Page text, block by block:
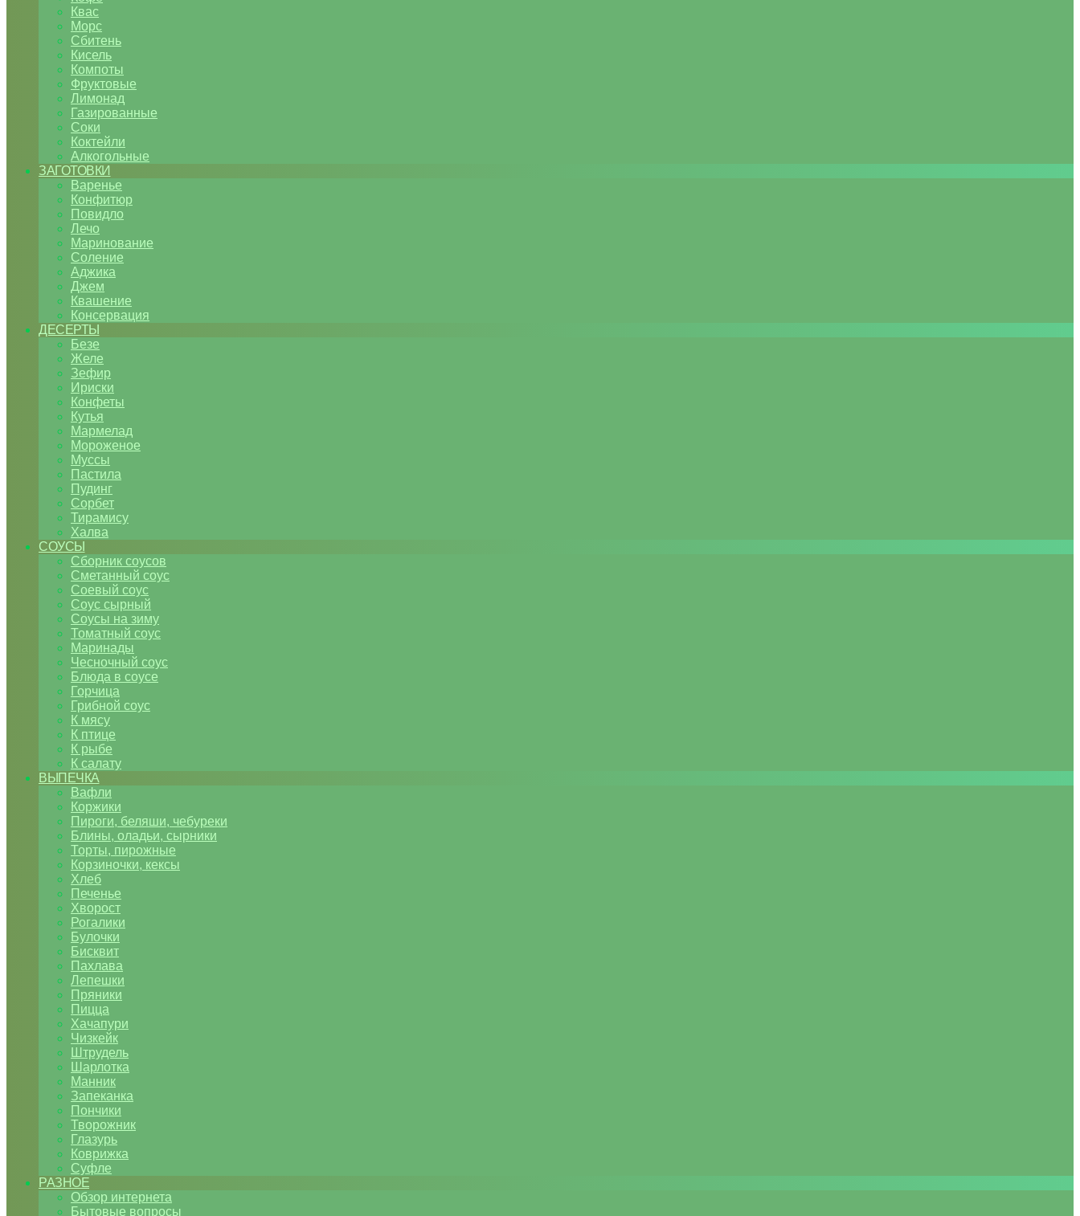
Квас
Морс
Сбитень
Кисель
Компоты
Фруктовые
Лимонад
Газированные
Соки
Коктейли
Алкогольные
ЗАГОТОВКИ
Варенье
Конфитюр
Повидло
Лечо
Маринование
Соление
Аджика
Джем
Квашение
Консервация
ДЕСЕРТЫ
Безе
Желе
Зефир
Ириски
Конфеты
Кутья
Мармелад
Мороженое
Муссы
Пастила
Пудинг
Сорбет
Тирамису
Халва
СОУСЫ
Сборник соусов
Сметанный соус
Соевый соус
Соус сырный
Соусы на зиму
Томатный соус
Маринады
Чесночный соус
Блюда в соусе
Горчица
Грибной соус
К мясу
К птице
К рыбе
К салату
ВЫПЕЧКА
Вафли
Коржики
Пироги, беляши, чебуреки
Блины, оладьи, сырники
Торты, пирожные
Корзиночки, кексы
Хлеб
Печенье
Хворост
Рогалики
Булочки
Бисквит
Пахлава
Лепешки
Пряники
Пицца
Хачапури
Чизкейк
Штрудель
Шарлотка
Манник
Запеканка
Пончики
Творожник
Глазурь
Коврижка
Суфле
РАЗНОЕ
Обзор интернета
Бытовые вопросы